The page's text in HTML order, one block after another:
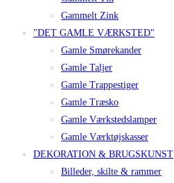
Gammelt Zink
"DET GAMLE VÆRKSTED"
Gamle Smørekander
Gamle Taljer
Gamle Trappestiger
Gamle Træsko
Gamle Værkstedslamper
Gamle Værktøjskasser
DEKORATION & BRUGSKUNST
Billeder, skilte & rammer